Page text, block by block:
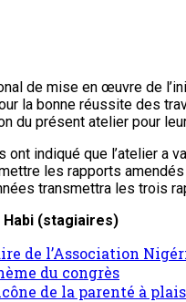
de mise en œuvre de
la bonne réussite des
du présent atelier pour
indiqué que l’atelier
les rapports
transmettra les trois
Habi (stagiaires)
de l’Association
du congrès
de la parenté à